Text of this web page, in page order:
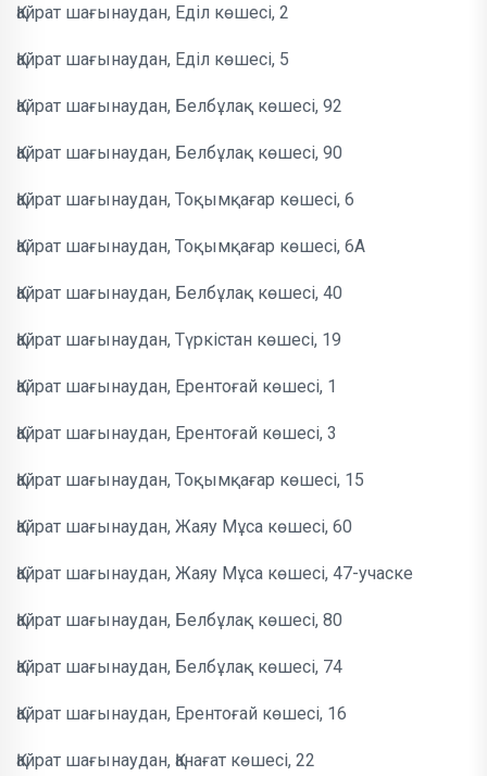
Қайрат шағынаудан, Еділ көшесі, 2
Қайрат шағынаудан, Еділ көшесі, 5
Қайрат шағынаудан, Белбұлақ көшесі, 92
Қайрат шағынаудан, Белбұлақ көшесі, 90
Қайрат шағынаудан, Тоқымқағар көшесі, 6
Қайрат шағынаудан, Тоқымқағар көшесі, 6А
Қайрат шағынаудан, Белбұлақ көшесі, 40
Қайрат шағынаудан, Түркістан көшесі, 19
Қайрат шағынаудан, Ерентоғай көшесі, 1
Қайрат шағынаудан, Ерентоғай көшесі, 3
Қайрат шағынаудан, Тоқымқағар көшесі, 15
Қайрат шағынаудан, Жаяу Мұса көшесі, 60
Қайрат шағынаудан, Жаяу Мұса көшесі, 47-учаске
Қайрат шағынаудан, Белбұлақ көшесі, 80
Қайрат шағынаудан, Белбұлақ көшесі, 74
Қайрат шағынаудан, Ерентоғай көшесі, 16
Қайрат шағынаудан, Қанағат көшесі, 22